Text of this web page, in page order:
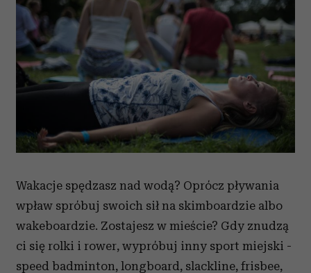
Wakacje spędzasz nad wodą? Oprócz pływania
wpław spróbuj swoich sił na skimboardzie albo
wakeboardzie. Zostajesz w mieście? Gdy znudzą
ci się rolki i rower, wypróbuj inny sport miejski -
speed badminton, longboard, slackline, frisbee,